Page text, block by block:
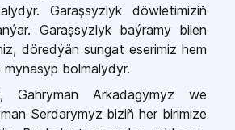
Garaşsyzlyk döwletimiziň
Garaşsyzlyk baýramy bilen
döredýän sungat eserimiz hem
bolmalydyr.
Gahryman Arkadagymyz we
Serdarymyz biziň her birimize